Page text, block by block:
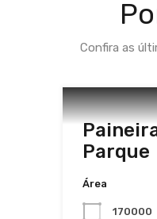
Confira as
Parque
Área
170000